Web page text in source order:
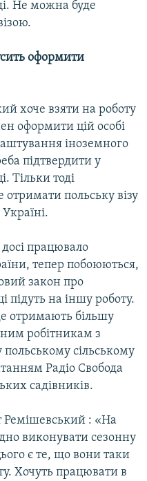
Не можна буде
оформити
хоче взяти на роботу
оформити цій особі
іноземного
підтвердити у
Тільки тоді
польську візу
працювало
тепер побоюються,
закон про
підуть на іншу роботу.
отримають більшу
робітникам з
сільському
Радіо Свобода
садівників.
Ремішевський : «На
виконувати сезонну
є те, що вони таки
Хочуть працювати в